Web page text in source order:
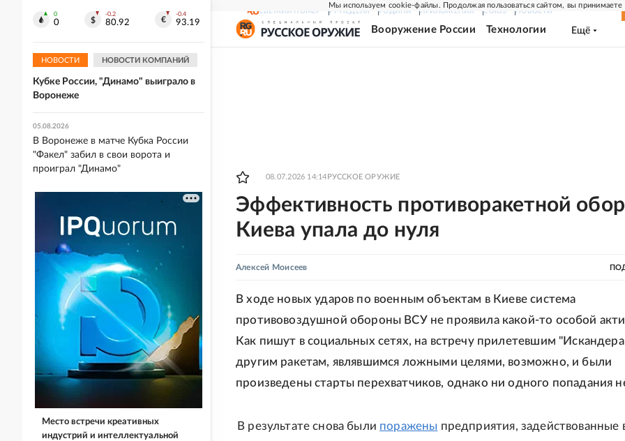
Мы используем cookie-файлы. Продолжая пользоваться сайтом, вы принимаете
СВЕЖИЙ НОМЕР РГ-НЕДЕЛЯ РОДИНА ПРИЛОЖЕНИЯ СОЮЗ НОВОСТИ
Вооружение России Технологии Ещё
08.07.2026 14:14 РУССКОЕ ОРУЖИЕ
Эффективность противоракетной
Киева упала до нуля
Алексей Моисеев
В ходе новых ударов по военным объектам в Киеве система
противовоздушной обороны ВСУ не проявила какой-то особой
Как пишут в социальных сетях, на встречу прилетевшим
другим ракетам, являвшимся ложными целями, возможно, и были
произведены старты перехватчиков, однако ни одного попадания
В результате снова были поражены предприятия, задействованные
0
0
-0.2
80.92
-0.4
93.19
НОВОСТИ НОВОСТИ КОМПАНИЙ
судов в Ормузском проливе
05.08.2026
"Спартак" разгромил "Оренбург" в
Кубке России, "Динамо" выиграло в
Воронеже
05.08.2026
В Воронеже в матче Кубка России
"Факел" забил в свои ворота и
проиграл "Динамо"
Место встречи креативных
индустрий и интеллектуальной